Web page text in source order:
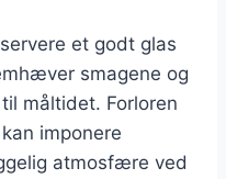
et godt glas
smagene og
måltidet. Forloren
imponere
atmosfære ved